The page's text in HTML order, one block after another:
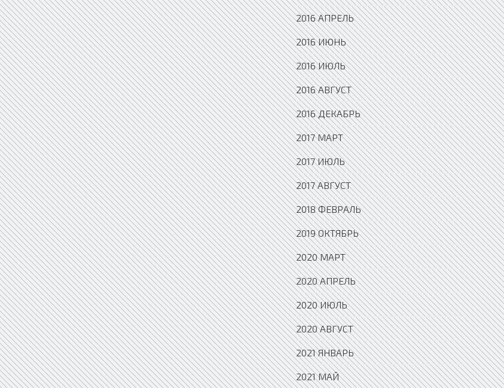
2016 АПРЕЛЬ
2016 ИЮНЬ
2016 ИЮЛЬ
2016 АВГУСТ
2016 ДЕКАБРЬ
2017 МАРТ
2017 ИЮЛЬ
2017 АВГУСТ
2018 ФЕВРАЛЬ
2019 ОКТЯБРЬ
2020 МАРТ
2020 АПРЕЛЬ
2020 ИЮЛЬ
2020 АВГУСТ
2021 ЯНВАРЬ
2021 МАЙ